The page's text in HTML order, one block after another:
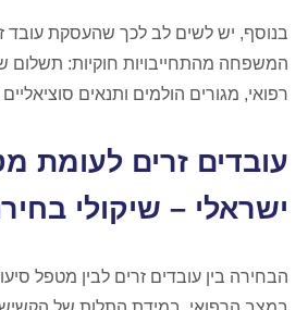
בנוסף, יש לשים לב לכך שהעסקת עובד
המשפחה מהתחייבויות חוקיות: תשלום
רפואי, מגורים הולמים ותנאים
עובדים זרים לעומת
ישראלי – שיקולי
הבחירה בין עובדים זרים לבין מטפל